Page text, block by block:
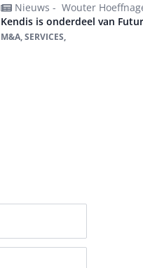
Nieuws - Wouter
Kendis is onderdeel van
M&A, SERVICES,